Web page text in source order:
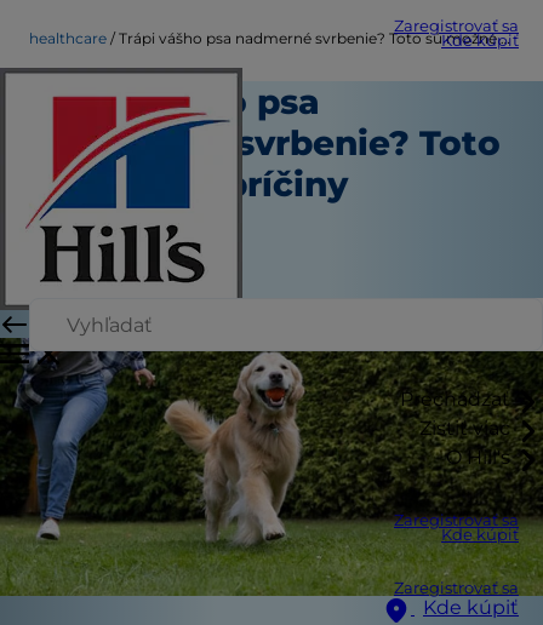
Zaregistrovať sa
Kde kúpiť
Prechádzať
Zistiť viac
O Hill's
Zaregistrovať sa
Kde kúpiť
Zaregistrovať sa
Kde kúpiť
healthcare Trápi vášho psa nadmerné svrbenie? Toto sú možné príčiny
Trápi vášho psa
nadmerné svrbenie? Toto
sú možné príčiny
Healthcare
Autor
|